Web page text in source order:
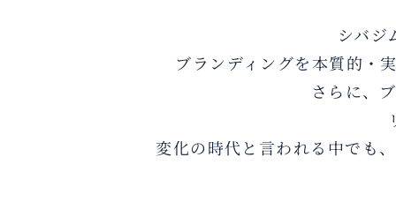
シバジ
ブランディングを本質的・
さらに、
変化の時代と言われる中でも